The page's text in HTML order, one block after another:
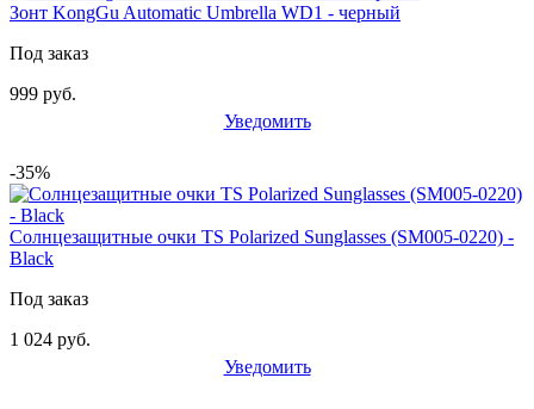
Зонт KongGu Automatic Umbrella WD1 - черный
Под заказ
999 руб.
Уведомить
-35%
Солнцезащитные очки TS Polarized Sunglasses (SM005-0220) -
Black
Под заказ
1 024 руб.
Уведомить